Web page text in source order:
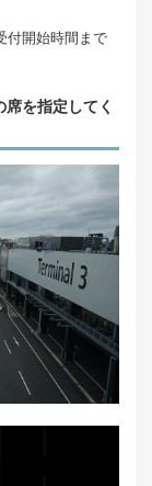
付開始時間まで
を指定してく